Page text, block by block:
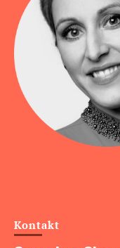
Kontakt